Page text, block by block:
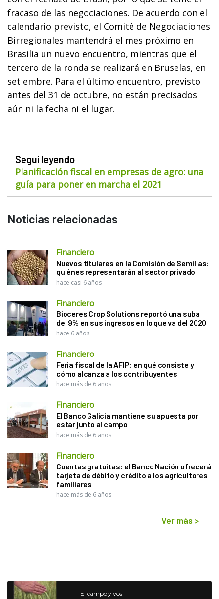
fracaso de las negociaciones. De acuerdo con el
calendario previsto, el Comité de Negociaciones
Birregionales mantendrá el mes próximo en
Brasilia un nuevo encuentro, mientras que el
tercero de la ronda se realizará en Bruselas, en
setiembre. Para el último encuentro, previsto
antes del 31 de octubre, no están precisados
aún ni la fecha ni el lugar.
Seguí leyendo
Planificación fiscal en empresas de agro: una
guía para poner en marcha el 2021
Noticias relacionadas
Financiero
Nuevos titulares en la Comisión de Semillas:
quiénes representarán al sector privado
hace casi 6 años
Financiero
Bioceres Crop Solutions reportó una suba
del 9% en sus ingresos en lo que va del 2020
hace 6 años
Financiero
Feria fiscal de la AFIP: en qué consiste y
cómo alcanza a los contribuyentes
hace más de 6 años
Financiero
El Banco Galicia mantiene su apuesta por
estar junto al campo
hace más de 6 años
Financiero
Cuentas gratuitas: el Banco Nación ofrecerá
tarjeta de débito y crédito a los agricultores
familiares
hace más de 6 años
Ver más >
El campo y vos